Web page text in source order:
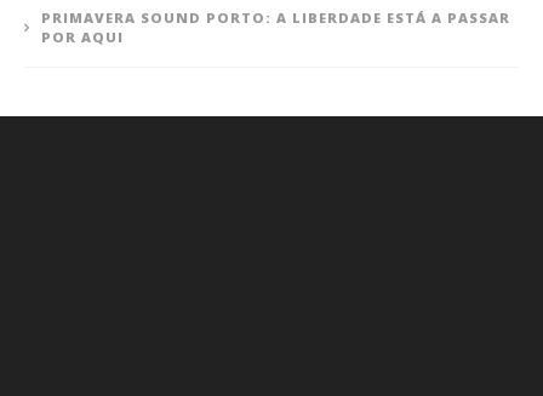
PRIMAVERA SOUND PORTO: A LIBERDADE ESTÁ A PASSAR
POR AQUI